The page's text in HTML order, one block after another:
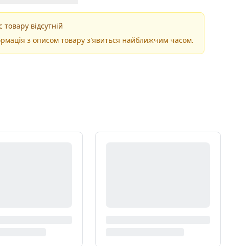
товару відсутній
з описом товару з'явиться найближчим часом.